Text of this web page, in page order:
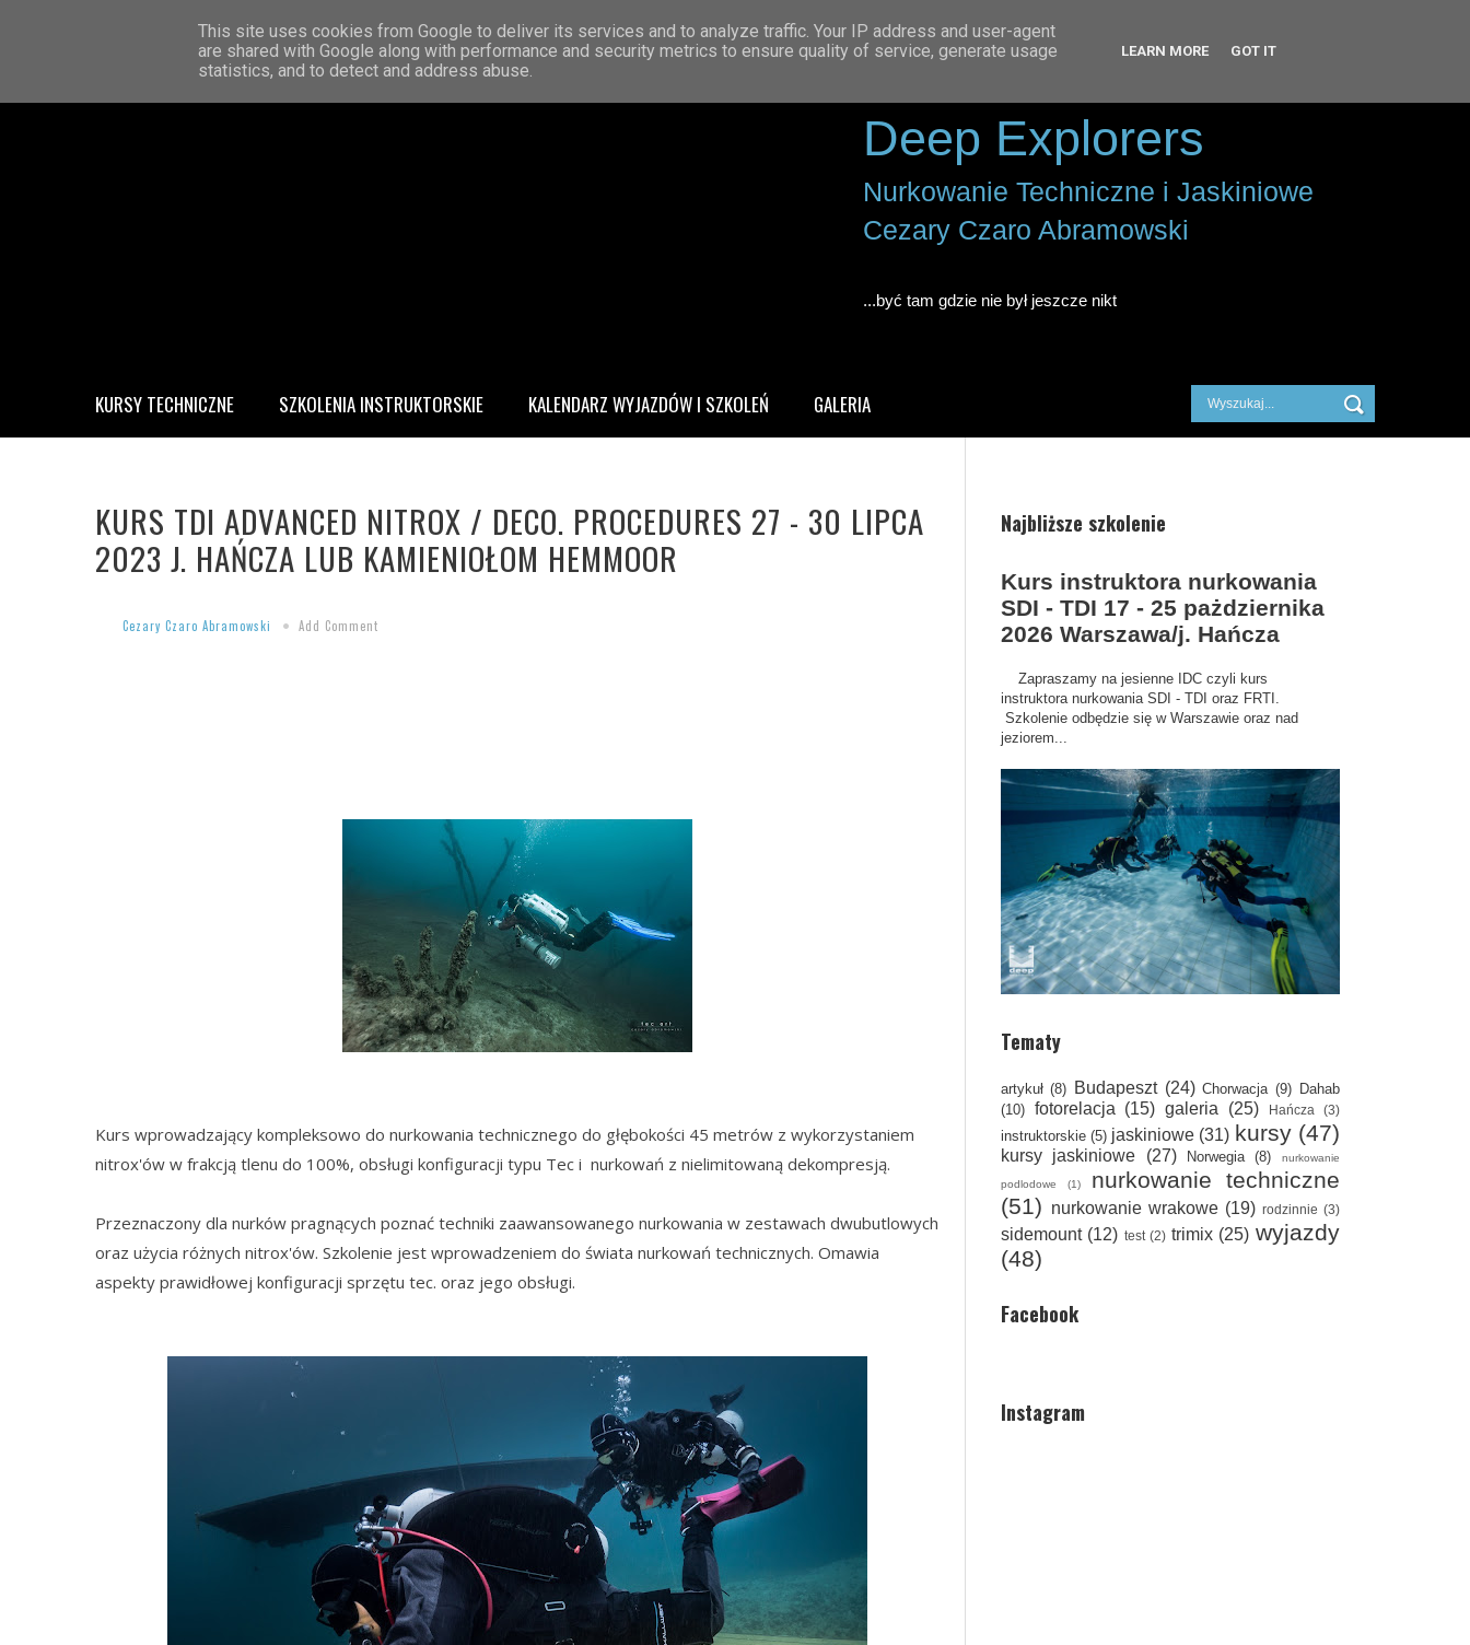
KONTAKT O MNIE
Deep Explorers
Nurkowanie Techniczne i Jaskiniowe
Cezary Czaro Abramowski
...być tam gdzie nie był jeszcze nikt
KURSY TECHNICZNE SZKOLENIA INSTRUKTORSKIE KALENDARZ WYJAZDÓW I SZKOLEŃ GALERIA
KURS TDI ADVANCED NITROX / DECO. PROCEDURES 27 - 30 LIPCA
2023 J. HAŃCZA LUB KAMIENIOŁOM HEMMOOR
Cezary Czaro Abramowski Add Comment
Kurs wprowadzający kompleksowo do nurkowania technicznego do głębokości 45 metrów z wykorzystaniem
nitrox'ów w frakcją tlenu do 100%, obsługi konfiguracji typu Tec i nurkowań z nielimitowaną dekompresją.
Przeznaczony dla nurków pragnących poznać techniki zaawansowanego nurkowania w zestawach dwubutlowych
oraz użycia różnych nitrox'ów. Szkolenie jest wprowadzeniem do świata nurkowań technicznych. Omawia
aspekty prawidłowej konfiguracji sprzętu tec. oraz jego obsługi.
Najbliższe szkolenie
Kurs instruktora nurkowania
SDI - TDI 17 - 25 pażdziernika
2026 Warszawa/j. Hańcza
Zapraszamy na jesienne IDC czyli kurs
instruktora nurkowania SDI - TDI oraz FRTI.
Szkolenie odbędzie się w Warszawie oraz nad
jeziorem...
Tematy
artykuł (8) Budapeszt (24) Chorwacja (9) Dahab
(10)
fotorelacja (15) galeria (25) Hańcza (3)
instruktorskie (5) jaskiniowe (31) kursy (47)
kursy jaskiniowe (27) Norwegia (8) nurkowanie
podlodowe (1)
nurkowanie techniczne
(51) nurkowanie wrakowe (19) rodzinnie (3)
sidemount (12) test (2) trimix (25) wyjazdy
(48)
Facebook
Instagram
This site uses cookies from Google to deliver its services and to analyze traffic. Your IP address and user-agent
are shared with Google along with performance and security metrics to ensure quality of service, generate usage
statistics, and to detect and address abuse.
LEARN MORE GOT IT